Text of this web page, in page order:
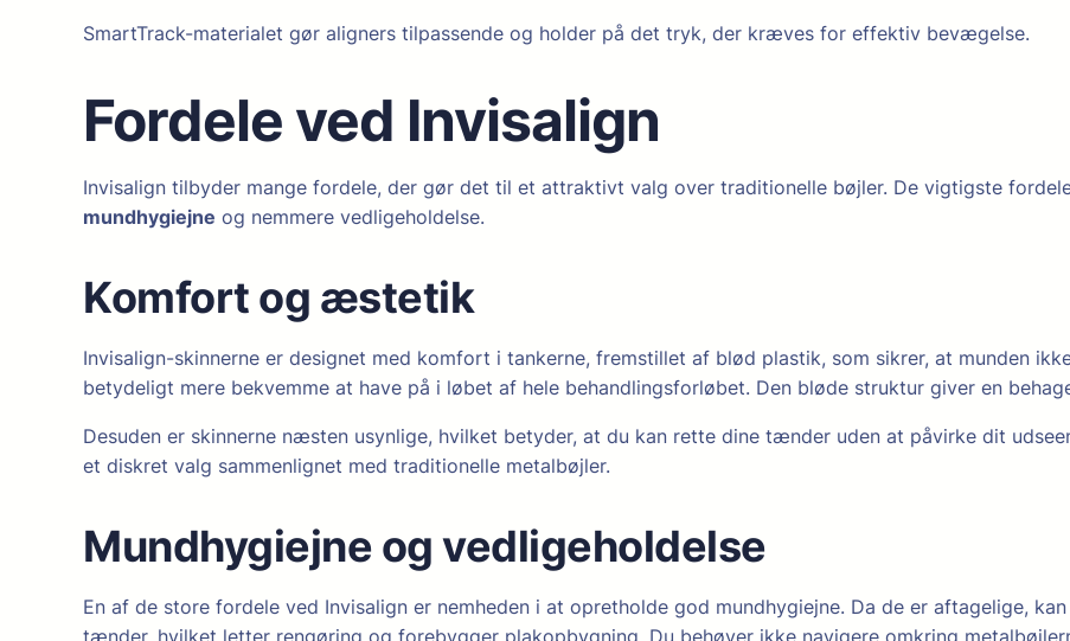
SmartTrack-materialet gør aligners tilpassende og holder på det tryk, der kræves for effektiv bevægelse.
Fordele ved Invisalign
Invisalign tilbyder mange fordele, der gør det til et attraktivt valg over traditionelle bøjler. De vigtigste
mundhygiejne og nemmere vedligeholdelse.
Komfort og æstetik
Invisalign-skinnerne er designet med komfort i tankerne, fremstillet af blød plastik, som sikrer, at munden
betydeligt mere bekvemme at have på i løbet af hele behandlingsforløbet. Den bløde struktur giver en
Desuden er skinnerne næsten usynlige, hvilket betyder, at du kan rette dine tænder uden at påvirke dit
et diskret valg sammenlignet med traditionelle metalbøjler.
Mundhygiejne og vedligeholdelse
En af de store fordele ved Invisalign er nemheden i at opretholde god mundhygiejne. Da de er aftagelige,
tænder, hvilket letter rengøring og forebygger plakopbygning. Du behøver ikke navigere omkring